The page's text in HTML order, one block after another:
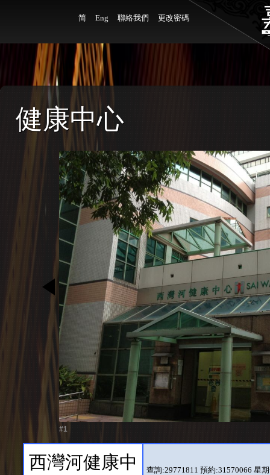
简 Eng 聯絡我們 更改密碼
健康中心
#1
西灣河健康中
查詢:29771811 預約:31570066 星